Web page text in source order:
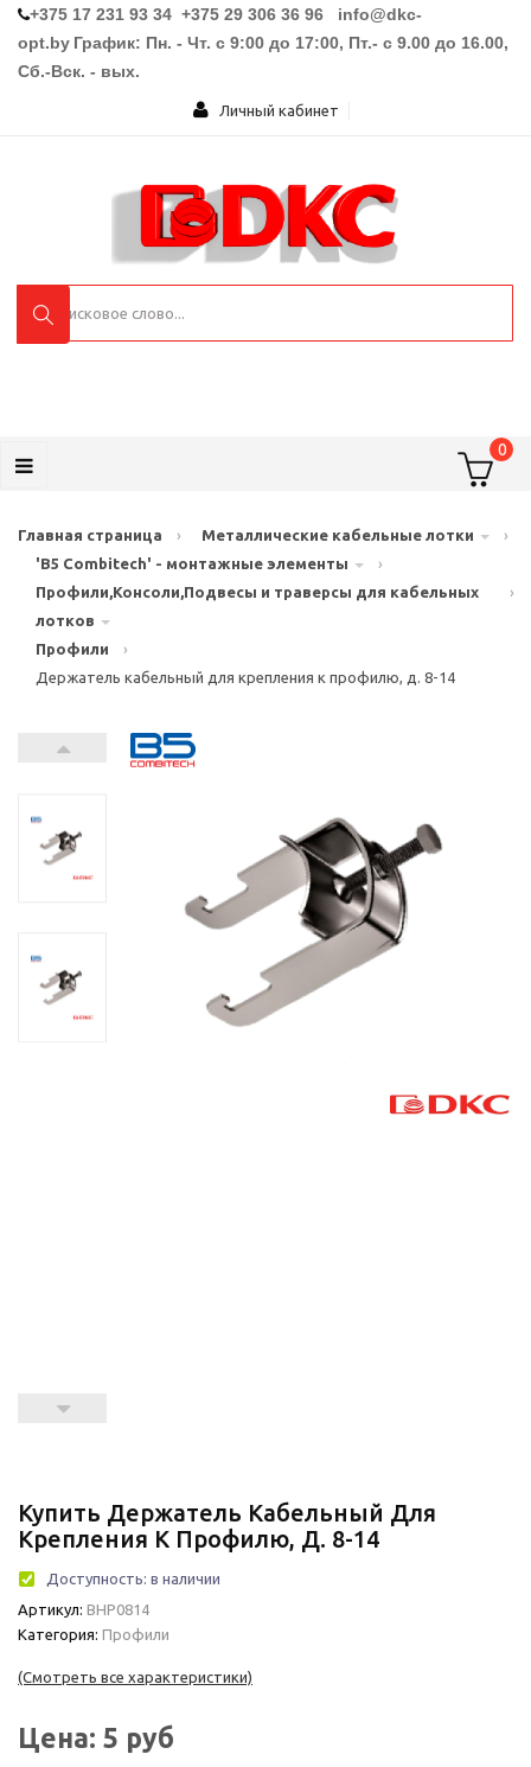
+375 17 231 93 34 +375 29 306 36 96 info@dkc-
opt.by График: Пн. - Чт. с 9:00 до 17:00, Пт.- с 9.00 до 16.00,
Сб.-Вск. - вых.
Личный кабинет
0
Главная страница › Металлические кабельные лотки
›
'B5 Combitech' - монтажные элементы
›
Профили,Консоли,Подвесы и траверсы для кабельных
лотков
›
Профили
›
Держатель кабельный для крепления к профилю, д. 8-14
Купить Держатель Кабельный Для
Крепления К Профилю, Д. 8-14
Доступность: в наличии
Артикул: BHP0814
Категория: Профили
(Смотреть все характеристики)
Цена: 5 руб